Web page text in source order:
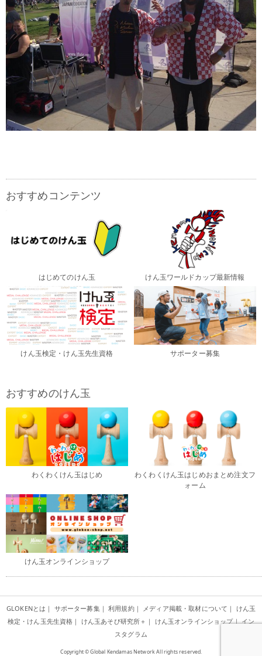
おすすめコンテンツ
はじめてのけん玉 けん玉ワールドカップ最新情報
けん玉検定・けん玉先生資格 サポーター募集
おすすめのけん玉
わくわくけん玉はじめ
わくわくけん玉はじめおまとめ注文フ
ォーム
けん玉オンラインショップ
GLOKENとは ｜ サポーター募集｜ 利用規約｜ メディア掲載・取材について ｜ けん玉
検定・けん玉先生資格 ｜ けん玉あそび研究所＋ ｜ けん玉オンラインショップ｜ イン
スタグラム
Copyright © Global Kendamas Network All rights reserved.